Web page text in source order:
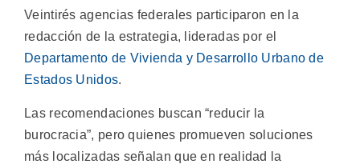
Veintirés agencias federales participaron en la
redacción de la estrategia, lideradas por el
Departamento de Vivienda y Desarrollo Urbano de
Estados Unidos.
Las recomendaciones buscan “reducir la
burocracia”, pero quienes promueven soluciones
más localizadas señalan que en realidad la